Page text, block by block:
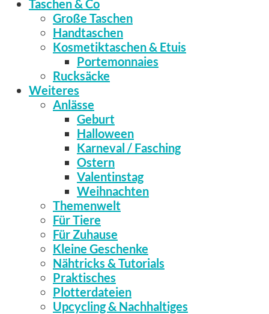
Taschen & Co
Große Taschen
Handtaschen
Kosmetiktaschen & Etuis
Portemonnaies
Rucksäcke
Weiteres
Anlässe
Geburt
Halloween
Karneval / Fasching
Ostern
Valentinstag
Weihnachten
Themenwelt
Für Tiere
Für Zuhause
Kleine Geschenke
Nähtricks & Tutorials
Praktisches
Plotterdateien
Upcycling & Nachhaltiges